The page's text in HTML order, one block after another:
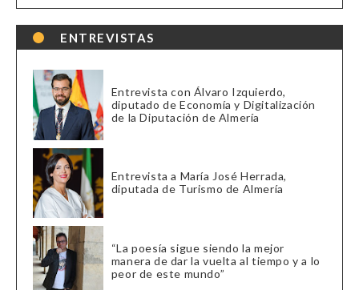
ENTREVISTAS
Entrevista con Álvaro Izquierdo,
diputado de Economía y Digitalización
de la Diputación de Almería
Entrevista a María José Herrada,
diputada de Turismo de Almería
“La poesía sigue siendo la mejor
manera de dar la vuelta al tiempo y a lo
peor de este mundo”